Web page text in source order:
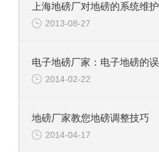
上海地磅厂对地磅的系统维护
2013-08-27
2014-02-22
地磅厂家教您地磅调整技巧
2014-04-17